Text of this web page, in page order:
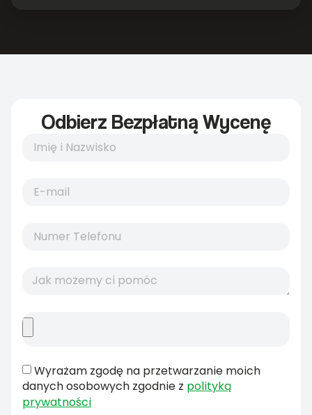
Odbierz Bezpłatną Wycenę
Wyrażam zgodę na przetwarzanie moich
danych osobowych zgodnie z polityką
prywatności